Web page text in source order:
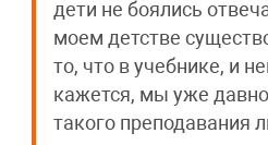
дети не боялись
моем детстве
то, что в учебнике, и
кажется, мы уже
такого преподавания